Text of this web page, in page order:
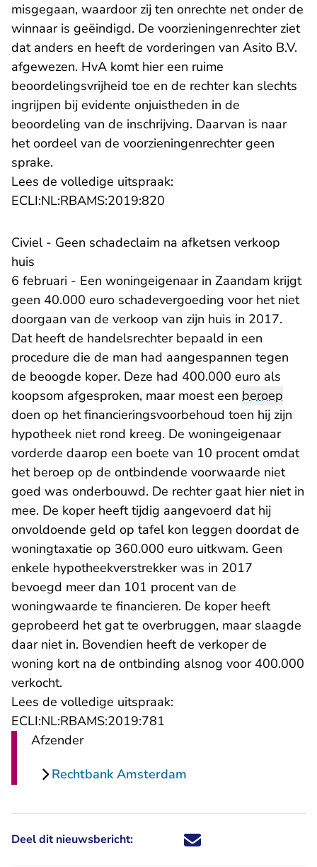
misgegaan, waardoor zij ten onrechte net onder de
winnaar is geëindigd. De voorzieningenrechter ziet
dat anders en heeft de vorderingen van Asito B.V.
afgewezen. HvA komt hier een ruime
beoordelingsvrijheid toe en de rechter kan slechts
ingrijpen bij evidente onjuistheden in de
beoordeling van de inschrijving. Daarvan is naar
het oordeel van de voorzieningenrechter geen
sprake.
Lees de volledige uitspraak:
ECLI:NL:RBAMS:2019:820
Civiel - Geen schadeclaim na afketsen verkoop
huis
6 februari - Een woningeigenaar in Zaandam krijgt
geen 40.000 euro schadevergoeding voor het niet
doorgaan van de verkoop van zijn huis in 2017.
Dat heeft de handelsrechter bepaald in een
procedure die de man had aangespannen tegen
de beoogde koper. Deze had 400.000 euro als
koopsom afgesproken, maar moest een beroep
doen op het financieringsvoorbehoud toen hij zijn
hypotheek niet rond kreeg. De woningeigenaar
vorderde daarop een boete van 10 procent omdat
het beroep op de ontbindende voorwaarde niet
goed was onderbouwd. De rechter gaat hier niet in
mee. De koper heeft tijdig aangevoerd dat hij
onvoldoende geld op tafel kon leggen doordat de
woningtaxatie op 360.000 euro uitkwam. Geen
enkele hypotheekverstrekker was in 2017
bevoegd meer dan 101 procent van de
woningwaarde te financieren. De koper heeft
geprobeerd het gat te overbruggen, maar slaagde
daar niet in. Bovendien heeft de verkoper de
woning kort na de ontbinding alsnog voor 400.000
verkocht.
Lees de volledige uitspraak:
ECLI:NL:RBAMS:2019:781
Afzender
Rechtbank Amsterdam
Deel dit nieuwsbericht: Deel dit nieuwsbericht via X -
Deel dit nieuwsbericht via
Deel dit nieuwsbericht
Deel dit